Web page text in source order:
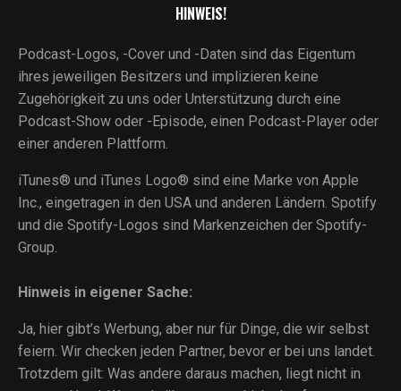
HINWEIS!
Podcast-Logos, -Cover und -Daten sind das Eigentum
ihres jeweiligen Besitzers und implizieren keine
Zugehörigkeit zu uns oder Unterstützung durch eine
Podcast-Show oder -Episode, einen Podcast-Player oder
einer anderen Plattform.
iTunes® und iTunes Logo® sind eine Marke von Apple
Inc., eingetragen in den USA und anderen Ländern. Spotify
und die Spotify-Logos sind Markenzeichen der Spotify-
Group.
Hinweis in eigener Sache:
Ja, hier gibt’s Werbung, aber nur für Dinge, die wir selbst
feiern. Wir checken jeden Partner, bevor er bei uns landet.
Trotzdem gilt: Was andere daraus machen, liegt nicht in